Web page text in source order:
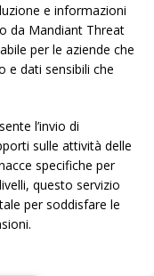
e informazioni
da Mandiant Threat
per le aziende che
e dati sensibili che
l’invio di
sulle attività delle
specifiche per
questo servizio
per soddisfare le